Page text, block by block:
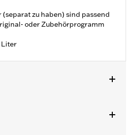
zu haben) sind passend
oder Zubehörprogramm
Liter
CVO™ Modelle ab ’14 (außer